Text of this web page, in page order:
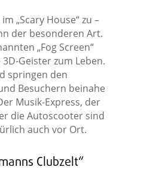
„Scary House“ zu –
der besonderen Art.
„Fog Screen“
Geister zum Leben.
springen den
Besuchern beinahe
Musik-Express, der
die Autoscooter sind
auch vor Ort.
Clubzelt“